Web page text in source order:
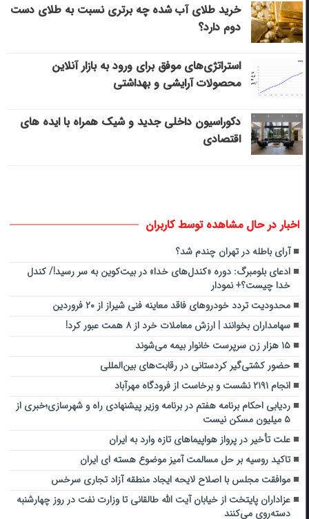
خرید طلای آب شده چه برتری نسبت به طلای دست
دوم دارد؟
استراتژی‌های موفق برای ورود به بازار آنلاین
محصولات آرایشی و بهداشتی
دکوراسیون داخلی جدید و شیک همراه با ایده های
اقتصادی
اخبار در حال مشاهده توسط کاربران
آرای باطله در تهران چندم شد؟
ادعای بلومبرگ: دوره «کندل‌های خدا» در بیت‌کوین به سر رسید!/ کندل
خدا چیست؟+ نمودار
محدودیت تردد خودروهای فاقد معاینه فنی شیراز از ۲۰ فروردین‌
سهامداران بخوانند | ارزش معاملات خرد از ۸ همت عبور کرد!
۱۵ هزار زن سرپرست خانوار بیمه می‌شوند
حضور کشتی‌گیر کردستانی در رقابت‌های بین‌المللی
انجام ۲۱۹۱ نشست و برخاست از فرودگاه مهرآباد
ردیابی احکام برنامه هفتم در برنامه وزیر پیشنهادی راه و شهرسازی؛خبری از
۵ میلیون مسکن نیست
علت تأخیر در پرواز هواپیماهای تازه وارد به ایران
تاکید روسیه بر حل مسالمت آمیز موضوع هسته ای ایران
موافقت مجلس با اصلاح لایحه ایجاد منطقه آزاد تجاری سرخس
عزاداران پایتخت از خیابان آیت الله طالقانی تا وزارت نفت در روز چهارشنبه
دسته‌روی می‌کنند